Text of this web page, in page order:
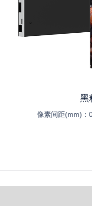
黑
像素间距(mm)：